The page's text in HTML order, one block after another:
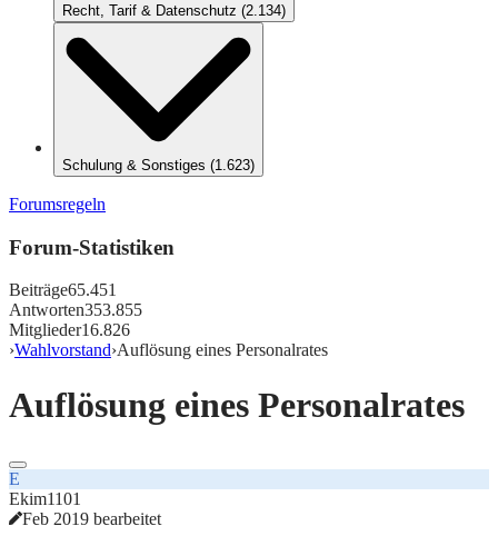
Recht, Tarif & Datenschutz (2.134)
Schulung & Sonstiges (1.623)
Forumsregeln
Forum-Statistiken
Beiträge65.451
Antworten353.855
Mitglieder16.826
›Wahlvorstand›Auflösung eines Personalrates
Auflösung eines Personalrates
E
Ekim1101
Feb 2019 bearbeitet